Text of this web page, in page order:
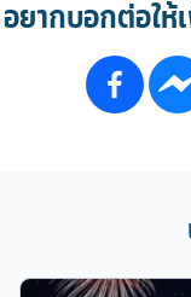
อยากบอกต่อให้